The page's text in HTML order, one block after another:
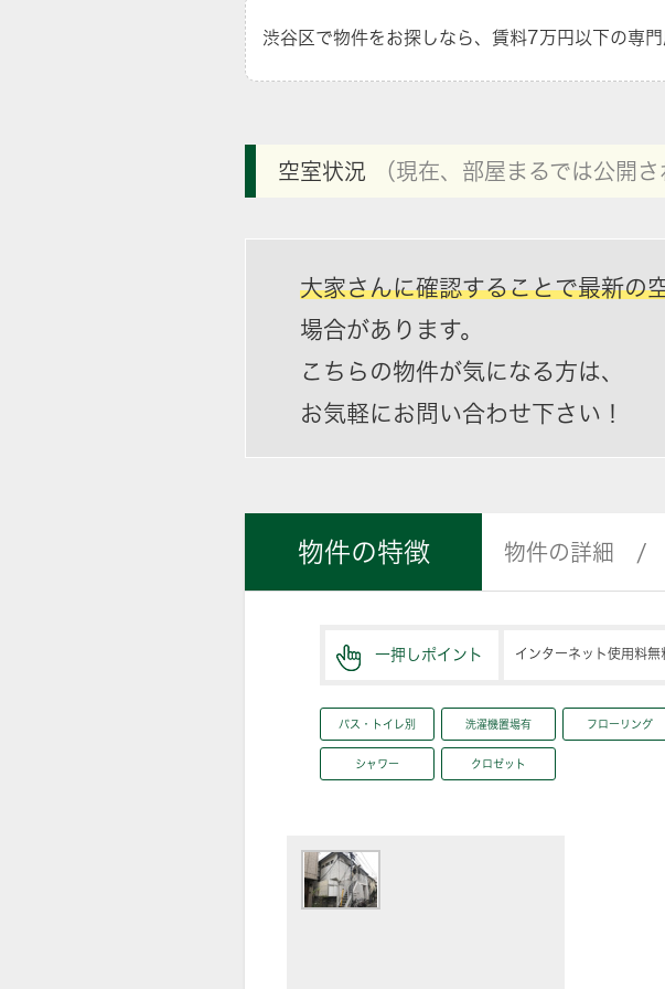
渋谷区で物件をお探しなら、賃料7万円以下の専門
空室状況 （現在、部屋まるでは公開さ
大家さんに確認することで最新の
場合があります。
こちらの物件が気になる方は、
お気軽にお問い合わせ下さい！
物件の特徴 物件の詳細
一押しポイント インターネット使用料
バス・トイレ別 洗濯機置場有 フローリング
シャワー クロゼット